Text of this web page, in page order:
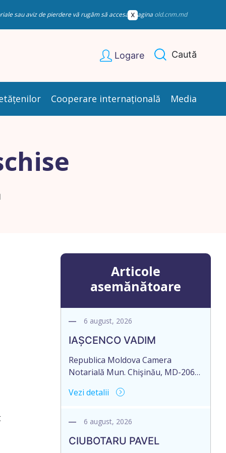
sau aviz de pierdere vă rugăm să accesați pagina old.cnm.md
Logare Caută
Cooperare internațională Media
Articole
asemănătoare
6 august, 2026
IAȘCENCO VADIM
Republica Moldova Camera
Notarială Mun. Chişinău, MD-2068,
Notarial al Notarului PANCOVA
45-07 Nr. de ieșire: 485 Din 06
MD-2012, mun. Chișinău, str.
Vezi detalii
6 august, 2026
CIUBOTARU PAVEL